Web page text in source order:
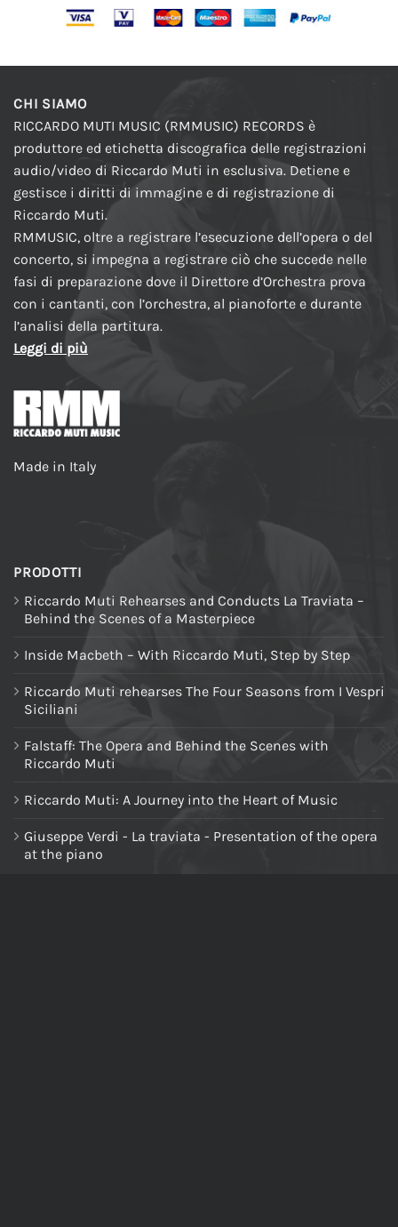
CHI SIAMO
RICCARDO MUTI MUSIC (RMMUSIC) RECORDS è
produttore ed etichetta discografica delle registrazioni
audio/video di Riccardo Muti in esclusiva. Detiene e
gestisce i diritti di immagine e di registrazione di
Riccardo Muti.
RMMUSIC, oltre a registrare l’esecuzione dell’opera o del
concerto, si impegna a registrare ciò che succede nelle
fasi di preparazione dove il Direttore d’Orchestra prova
con i cantanti, con l’orchestra, al pianoforte e durante
l’analisi della partitura.
Leggi di più
Made in Italy
PRODOTTI
Riccardo Muti Rehearses and Conducts La Traviata –
Behind the Scenes of a Masterpiece
Inside Macbeth – With Riccardo Muti, Step by Step
Riccardo Muti rehearses The Four Seasons from I Vespri
Siciliani
Falstaff: The Opera and Behind the Scenes with
Riccardo Muti
Riccardo Muti: A Journey into the Heart of Music
Giuseppe Verdi - La traviata - Presentation of the opera
at the piano